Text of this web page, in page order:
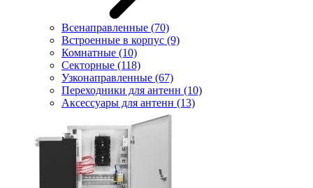
Всенаправленные (70)
Встроенные в корпус (9)
Комнатные (10)
Секторные (118)
Узконаправленные (67)
Переходники для антенн (10)
Аксессуары для антенн (13)